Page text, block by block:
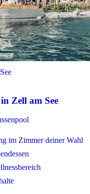
Zell am See
im Zimmer deiner Wahl